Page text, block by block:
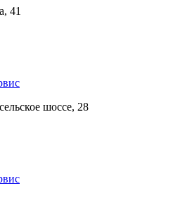
41
шоссе, 28